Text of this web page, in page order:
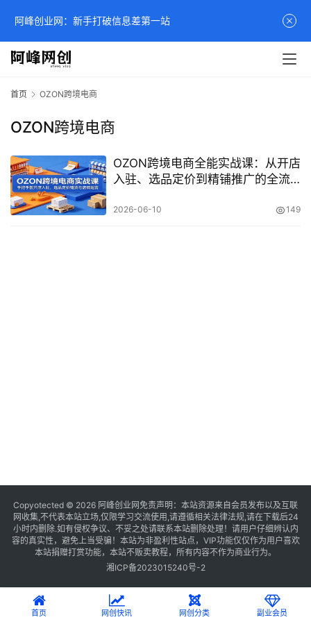
首页 OZON跨境电商
OZON跨境电商
OZON跨境电商全能实战课：从开店
入驻、选品定价到精铺推广的全流
2026-06-10 149
Copyotected © 2026 阿峰创业网 免责声明：本站资源来自会员发布以及互联
网收集,不代表本站立场,仅限学习交流使用,请遵循相关法律法规,请在下载后24
小时内删除.如有侵权争议、不妥之处请联系本站删除处理！请用户仔细辨认内
容的真实性，避免上当受骗！本站为非盈利性站点，VIP功能仅仅作为用户喜欢
本站捐赠打赏功能，本站不贩卖教程，所有内容不作为商业行为。
湘ICP备2023015240号-2
首页 网创快讯 网创分类 副业会员
阿峰创业网：新手打破信息差第一站